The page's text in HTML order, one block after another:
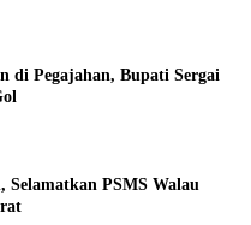
di Pegajahan, Bupati Sergai
Selamatkan PSMS Walau